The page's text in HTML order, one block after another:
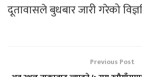
दूतावासले बुधबार जारी गरेको
Previous Post